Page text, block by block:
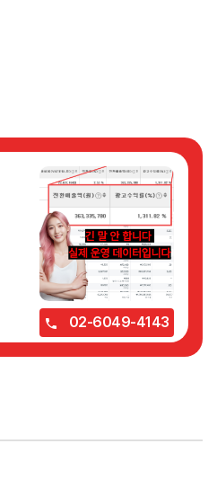
02-6049-4143